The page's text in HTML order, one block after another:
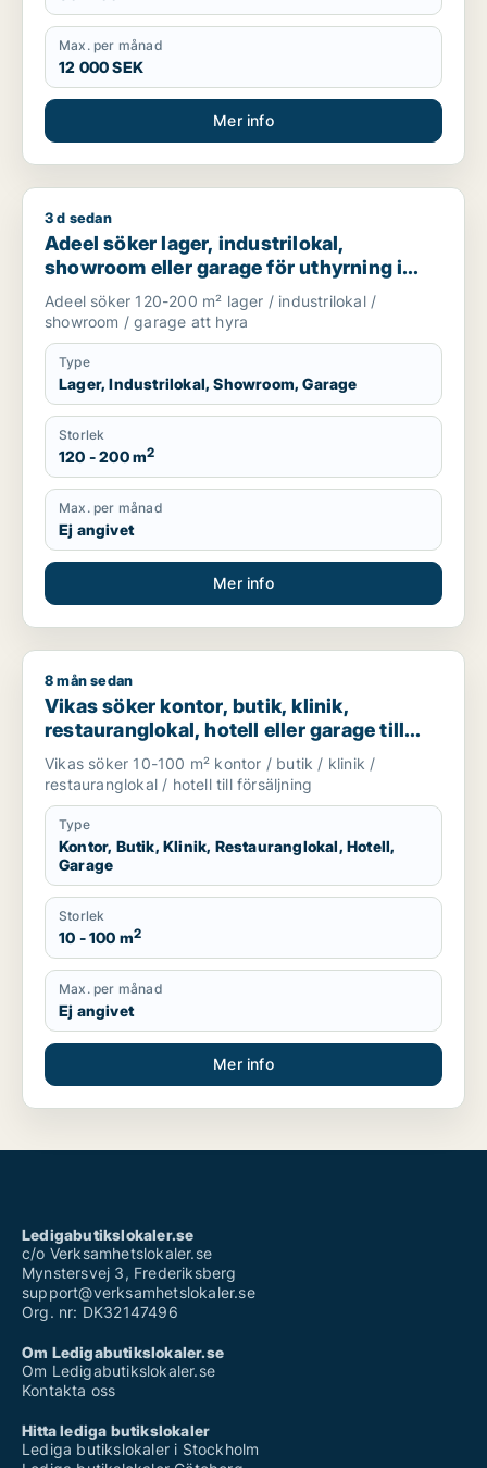
Max. per månad
12 000 SEK
Mer info
Adeel söker lager, industrilokal, showroom eller garage för
3 d sedan
Adeel söker lager, industrilokal,
showroom eller garage för uthyrning i
Upplands Väsby, Vallentuna eller
Upplands-Bro m.fl.
Adeel söker 120-200 m² lager / industrilokal /
showroom / garage att hyra
Type
Lager, Industrilokal, Showroom, Garage
Storlek
120 - 200 m2
Max. per månad
Ej angivet
Mer info
Vikas söker kontor, butik, klinik, restauranglokal, hotell
8 mån sedan
Vikas söker kontor, butik, klinik,
restauranglokal, hotell eller garage till
salu i Upplands Väsby, Vallentuna eller
Österåker m.fl.
Vikas söker 10-100 m² kontor / butik / klinik /
restauranglokal / hotell till försäljning
Type
Kontor, Butik, Klinik, Restauranglokal, Hotell,
Garage
Storlek
10 - 100 m2
Max. per månad
Ej angivet
Mer info
Ledigabutikslokaler.se
c/o Verksamhetslokaler.se
Mynstersvej 3, Frederiksberg
support@verksamhetslokaler.se
Org. nr: DK32147496
Om Ledigabutikslokaler.se
Om Ledigabutikslokaler.se
Kontakta oss
Hitta lediga butikslokaler
Lediga butikslokaler i Stockholm